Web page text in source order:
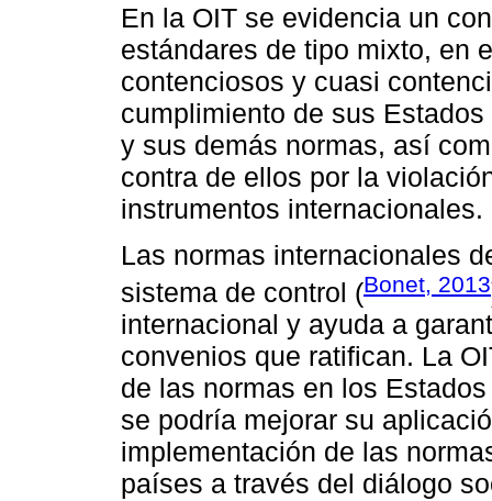
En la OIT se evidencia un
estándares de tipo mixto, en
contenciosos y cuasi
cumplimiento de sus
y sus demás normas, así
contra de ellos por la
instrumentos internacionales.
Las normas internacionales
sistema de control (Bonet, 2013
internacional y ayuda a
convenios que ratifican. La
de las normas en los
se podría mejorar su
implementación de las
países a través del diálogo